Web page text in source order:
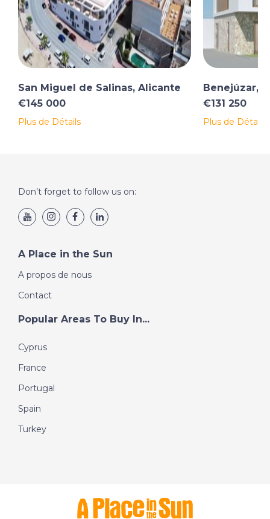
San Miguel de Salinas, Alicante
€145 000
Plus de Détails
Benejúzar,
€131 250
Plus de Détails
Don’t forget to follow us on:
A Place in the Sun
A propos de nous
Contact
Popular Areas To Buy In...
Cyprus
France
Portugal
Spain
Turkey